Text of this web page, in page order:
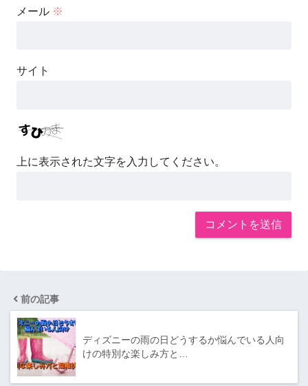
メール ※
サイト
上に表示された文字を入力してください。
前の記事
ディズニーの雨の日どうするか悩んでいる人向
けの特別な楽しみ方と…